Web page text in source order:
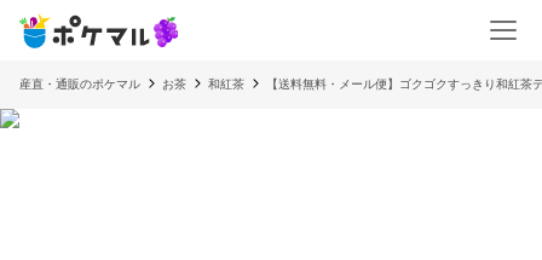
産直・通販のポケマル お茶 和紅茶 【送料無料・メール便】ゴクゴクすっきり和紅茶